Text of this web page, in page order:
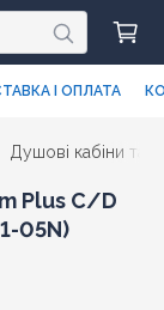
І ОПЛАТА
Душові кабіни та
Plus C/D
05N)